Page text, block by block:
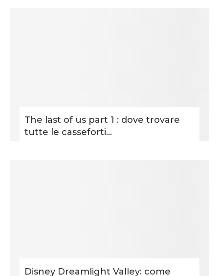
The last of us part 1 : dove trovare
tutte le casseforti...
Disney Dreamlight Valley: come